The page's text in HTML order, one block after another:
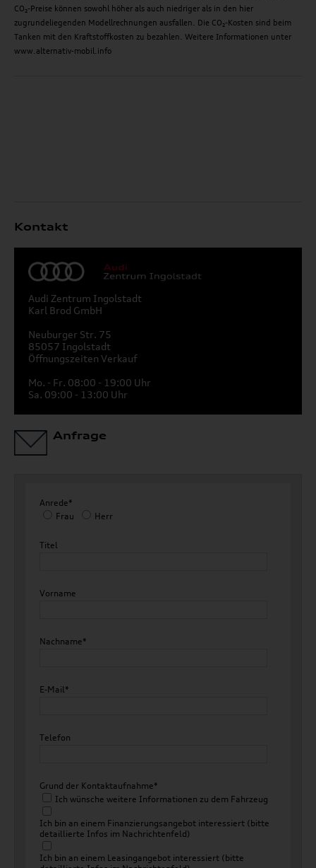
CO₂-Preise können sowohl höher als auch niedriger als in den hier
zugrundeliegenden Modellrechnungen ausfallen. Die CO₂-Kosten sind beim
Tanken mit den Kraftstoffkosten zu bezahlen. Weitere Informationen unter
www.alternativ-mobil.info
Kontakt
Audi Zentrum Ingolstadt
Karl Brod GmbH
Neuburger Str. 75
85057 Ingolstadt
Öffnungszeiten Verkauf
Mo. - Fr. 08:00 - 19:00 Uhr
Sa. 09:00 - 13:00 Uhr
Anfrage
Anrede*
Frau
Herr
Titel
Vorname
Nachname*
E-Mail*
Telefon
Grund der Kontaktaufnahme*
Ich wünsche weitere Informationen zu dem Fahrzeug
Ich bin an einem Finanzierungsangebot interessiert (bitte
detaillierte Infos im Nachrichtenfeld)
Ich bin an einem Leasingangebot interessiert (bitte